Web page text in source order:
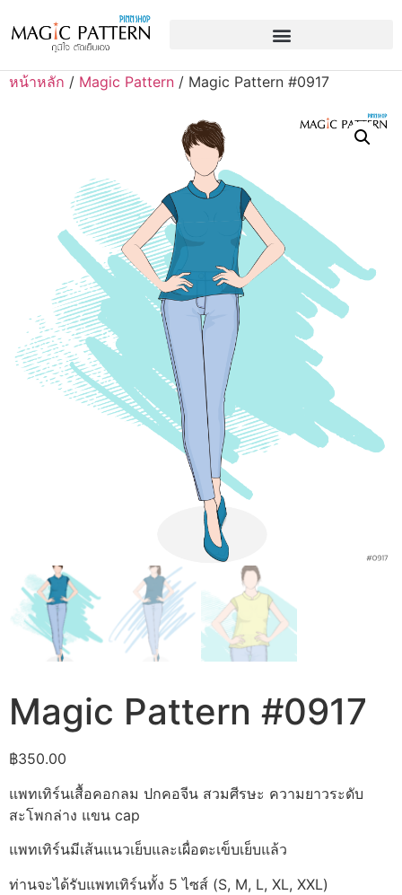
หน้าหลัก / Magic Pattern / Magic Pattern #0917
Magic Pattern #0917
฿350.00
แพทเทิร์นเสื้อคอกลม ปกคอจีน สวมศีรษะ ความยาวระดับ
สะโพกล่าง แขน cap
แพทเทิร์นมีเส้นแนวเย็บและเผื่อตะเข็บเย็บแล้ว
ท่านจะได้รับแพทเทิร์นทั้ง 5 ไซส์ (S, M, L, XL, XXL)